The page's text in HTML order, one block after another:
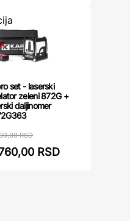
3K
izbor
set - laserski
zeleni 872G +
daljinomer
RSD
RSD